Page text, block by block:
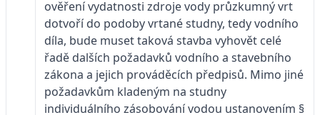
ověření vydatnosti zdroje vody průzkumný vrt
dotvoří do podoby vrtané studny, tedy vodního
díla, bude muset taková stavba vyhovět celé
řadě dalších požadavků vodního a stavebního
zákona a jejich prováděcích předpisů. Mimo jiné
požadavkům kladeným na studny
individuálního zásobování vodou ustanovením §